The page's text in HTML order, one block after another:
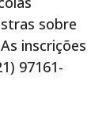
sobre
inscrições
97161-